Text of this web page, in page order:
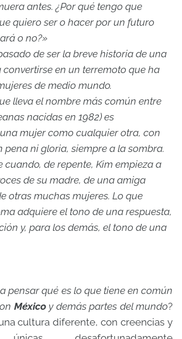
antes. ¿Por qué tengo que
quiero ser o hacer por un futuro
o no?»
de ser la breve historia de una
en un terremoto que ha
de medio mundo.
lleva el nombre más común entre
nacidas en 1982) es
mujer como cualquier otra, con
pena ni gloria, siempre a la sombra.
cuando, de repente, Kim empieza a
de su madre, de una amiga
otras muchas mujeres. Lo que
adquiere el tono de una respuesta,
y, para los demás, el tono de una
pensar qué es lo que tiene en común
Méxicoy demás partes del mundo?
cultura diferente, con creencias y